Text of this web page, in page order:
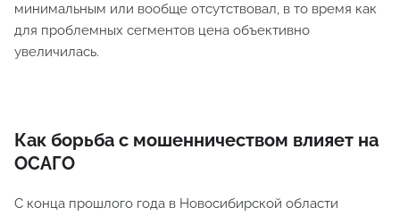
минимальным или вообще отсутствовал, в то время как
для проблемных сегментов цена объективно
увеличилась.
Как борьба с мошенничеством влияет на
ОСАГО
С конца прошлого года в Новосибирской области